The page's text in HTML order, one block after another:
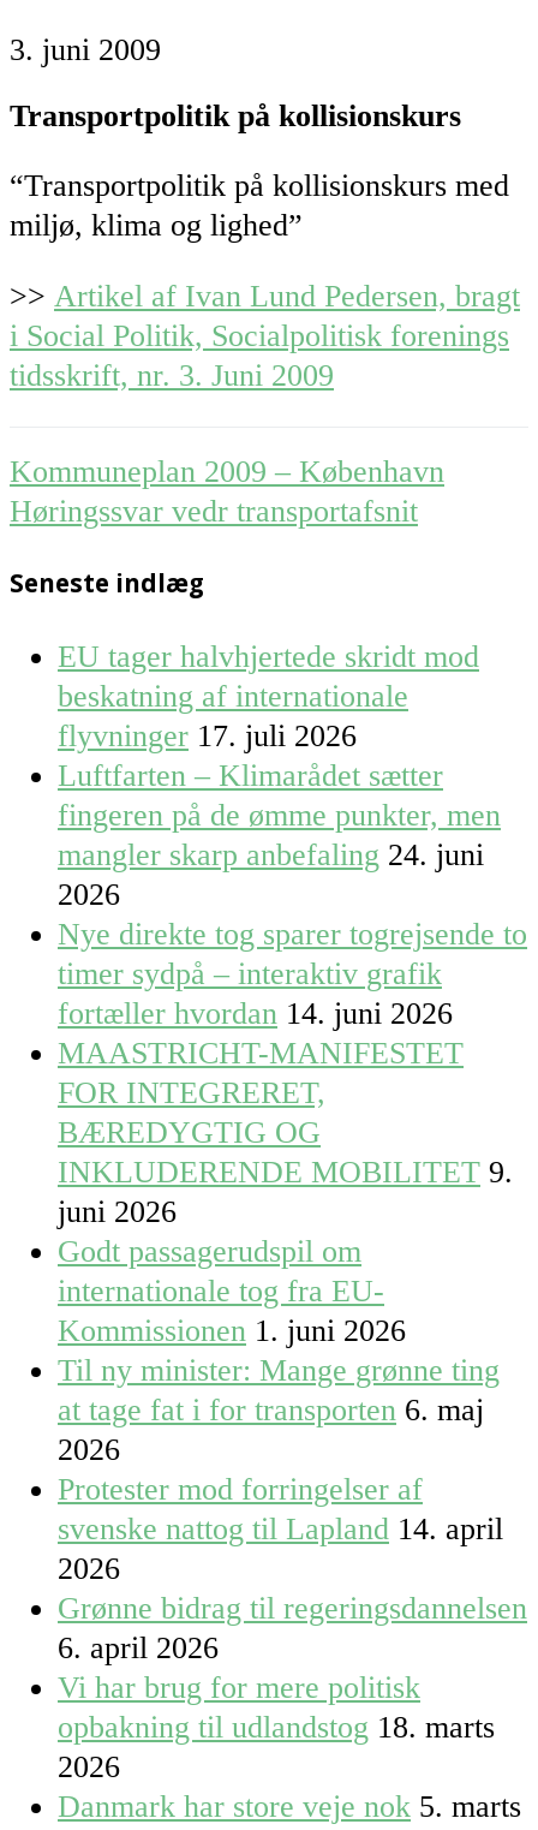
3. juni 2009
Transportpolitik på kollisionskurs
“Transportpolitik på kollisionskurs med
miljø, klima og lighed”
>> Artikel af Ivan Lund Pedersen, bragt
i Social Politik, Socialpolitisk forenings
tidsskrift, nr. 3. Juni 2009
Post
navigation
Kommuneplan 2009 – København
Høringssvar vedr transportafsnit
Seneste indlæg
EU tager halvhjertede skridt mod
beskatning af internationale
flyvninger 17. juli 2026
Luftfarten – Klimarådet sætter
fingeren på de ømme punkter, men
mangler skarp anbefaling 24. juni
2026
Nye direkte tog sparer togrejsende to
timer sydpå – interaktiv grafik
fortæller hvordan 14. juni 2026
MAASTRICHT-MANIFESTET
FOR INTEGRERET,
BÆREDYGTIG OG
INKLUDERENDE MOBILITET 9.
juni 2026
Godt passagerudspil om
internationale tog fra EU-
Kommissionen 1. juni 2026
Til ny minister: Mange grønne ting
at tage fat i for transporten 6. maj
2026
Protester mod forringelser af
svenske nattog til Lapland 14. april
2026
Grønne bidrag til regeringsdannelsen
6. april 2026
Vi har brug for mere politisk
opbakning til udlandstog 18. marts
2026
Danmark har store veje nok 5. marts